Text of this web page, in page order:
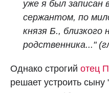
уже я был записан
сержантом, по
князя Б., близкого
родственника..."
Однако строгий отец
решает устроить